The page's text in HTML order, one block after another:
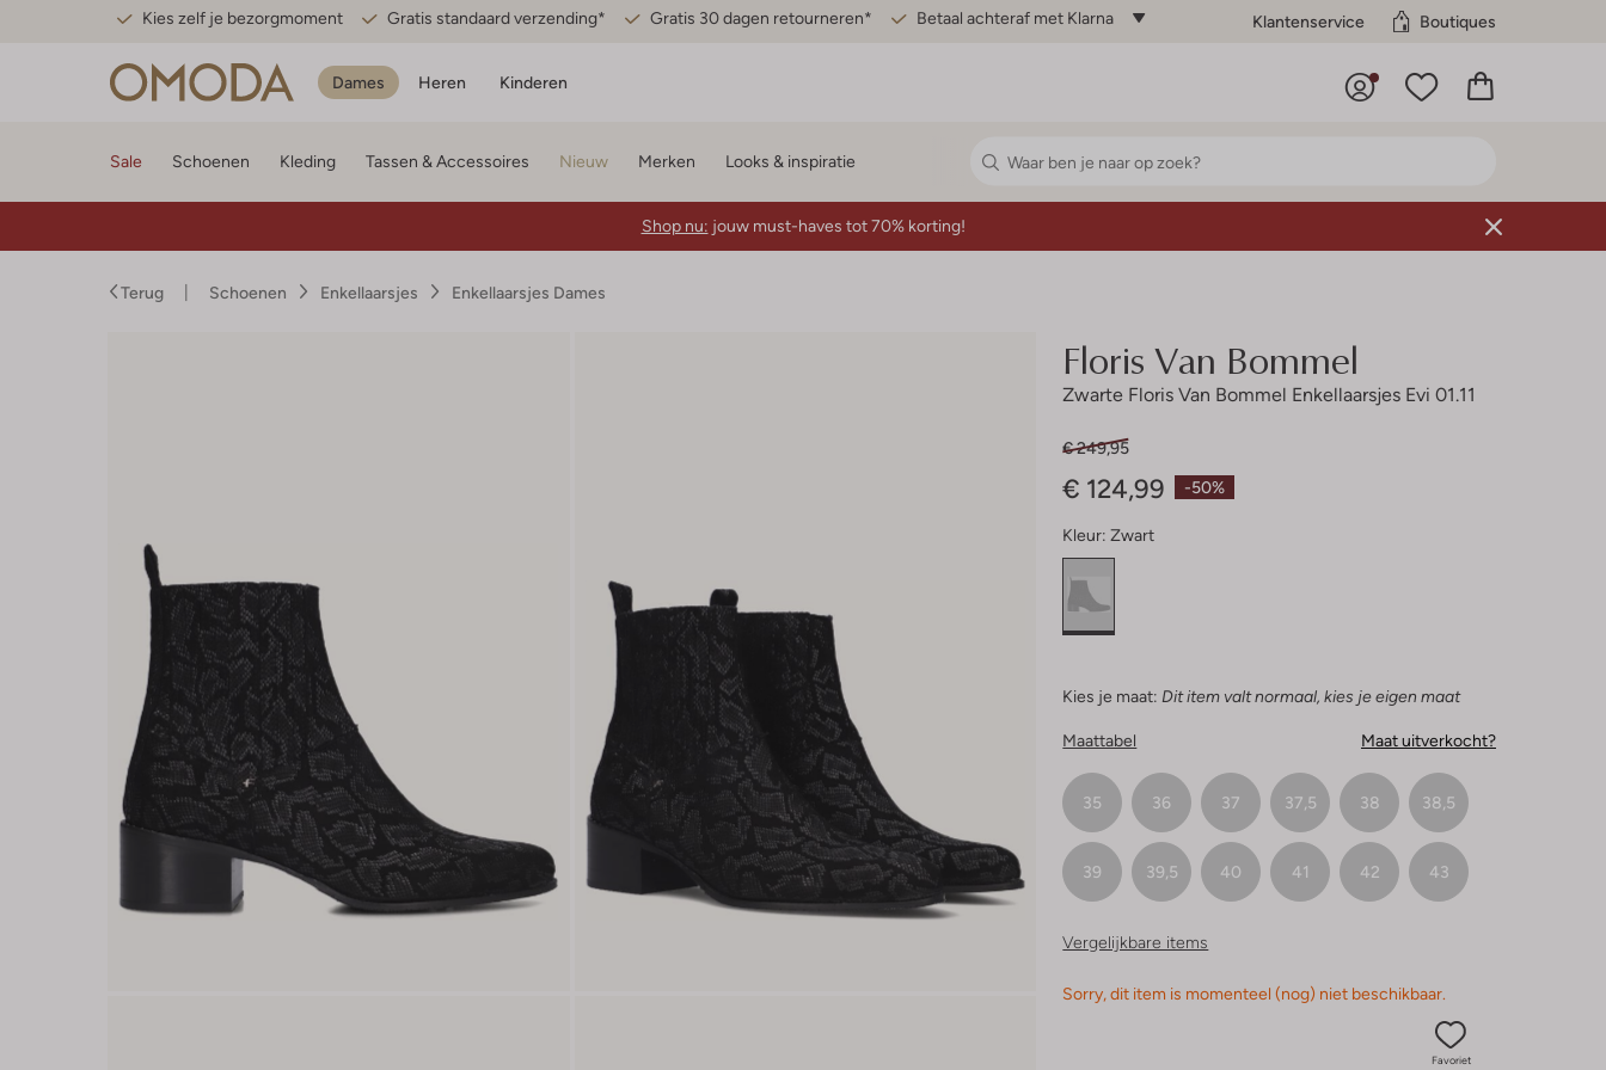
Kies zelf je bezorgmoment Gratis standaard verzending* Gratis 30 dagen retourneren* Betaal achteraf met Klarna Klantenservice Boutiques
Dames Heren Kinderen
Sale Schoenen Kleding Tassen & Accessoires Nieuw Merken Looks & inspiratie
Shop nu: jouw must-haves tot 70% korting!
Terug Schoenen Enkellaarsjes Enkellaarsjes Dames
Floris Van Bommel
Zwarte Floris Van Bommel Enkellaarsjes Evi 01.11
-50%
€ 249,95
€ 124,99
Kleur: Zwart
Kies je maat: Dit item valt normaal, kies je eigen maat
Maattabel Maat uitverkocht?
35 36 37 37,5 38 38,5
39 39,5 40 41 42 43
Vergelijkbare items
Sorry, dit item is momenteel (nog) niet beschikbaar.
Favoriet